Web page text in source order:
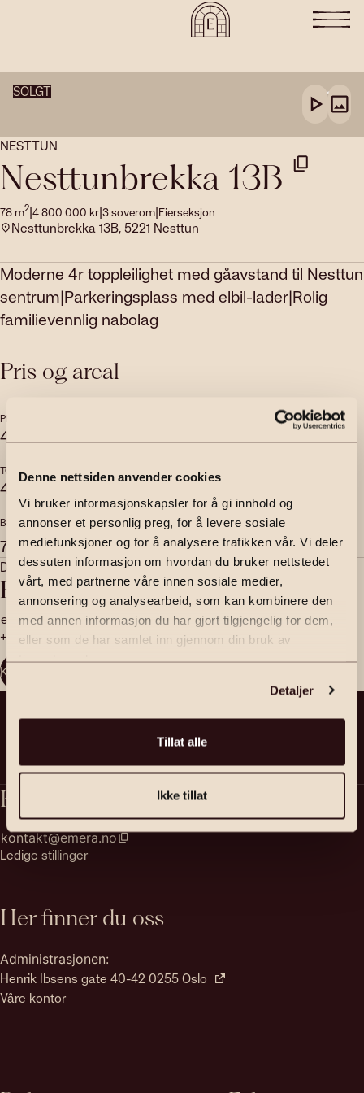
Denne nettsiden anvender cookies
Vi bruker informasjonskapsler for å gi innhold og
annonser et personlig preg, for å levere sosiale
mediefunksjoner og for å analysere trafikken vår. Vi deler
dessuten informasjon om hvordan du bruker nettstedet
vårt, med partnerne våre innen sosiale medier,
annonsering og analysearbeid, som kan kombinere den
med annen informasjon du har gjort tilgjengelig for dem,
eller som de har samlet inn gjennom din bruk av
tjenestene deres.
Detaljer
Tillat alle
Ikke tillat
SOLGT
NESTTUN
Nesttunbrekka 13B
78 m2|4 800 000 kr|3soverom|Eierseksjon
Nesttunbrekka 13B, 5221 Nesttun
Moderne 4r toppleilighet med gåavstand til Nesttun
sentrum|Parkeringsplass med elbil-lader|Rolig
familievennlig nabolag
Pris og areal
PRISANTYDNING
4 800 000,- 121 090,-
TOTALPRIS
4 921 090,-
FELLESKOSTNADER
1 000
BRUKSAREAL
78 m2
INTERNT BRUKSAREAL
78 m2
Daglig leder | Eiendomsmegler MNEF | Partner | Fagansvarlig
Erlend Stokmo
erlend.stokmo@emera.no
+47 450 54 488
Kontakt megler
Kontakt
kontakt@emera.no
Ledige stillinger
Her finner du oss
Administrasjonen:
Henrik Ibsens gate 40-42 0255 Oslo
Våre kontor